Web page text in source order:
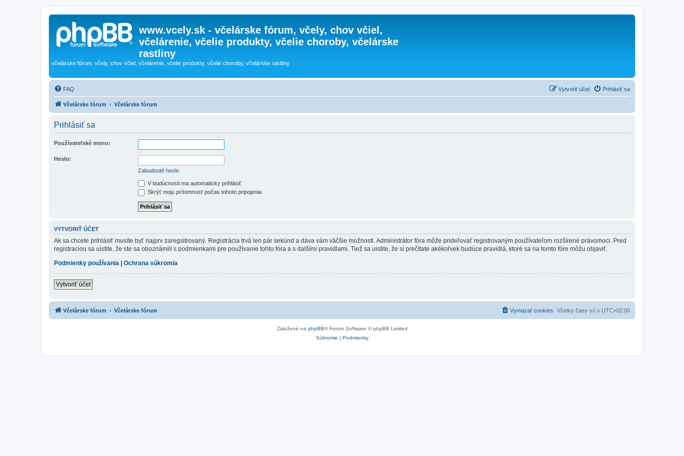
www.vcely.sk - včelárske fórum, včely, chov včiel,
včelárenie, včelie produkty, včelie choroby, včelárske
rastliny
včelárske fórum, včely, chov včiel, včelárenie, včelie produkty, včelie choroby, včelárske rastliny
FAQ Prihlásiť sa
Vytvoriť účet
Včelárske fórum Včelárske fórum
Prihlásiť sa
Používateľské meno:
Heslo:
Zabudnuté heslo
V budúcnosti ma automaticky prihlásiť
Skrýť moju prítomnosť počas tohoto pripojenia
VYTVORIŤ ÚČET
Ak sa chcete prihlásiť musíte byť najprv zaregsitrovaný. Registrácia trvá len pár sekúnd a dáva vám väčšie možnosti. Administrátor fóra môže prideľovať registrovaným používateľom rozšírené právomoci. Pred
registraciou sa uistite, že ste sa oboznámili s podmienkami pre používanie tohto fóra a s dalšími pravidlami. Tiež sa uistite, že si prečítate akékoľvek budúce pravidlá, ktoré sa na tomto fóre môžu objaviť.
Podmienky používania
Ochrana súkromia
Vytvoriť účet
Včelárske fórum Včelárske fórum Všetky časy sú v UTC+02:00
Vymazať cookies
Založené na phpBB® Forum Software © phpBB Limited
Súkromie | Podmienky